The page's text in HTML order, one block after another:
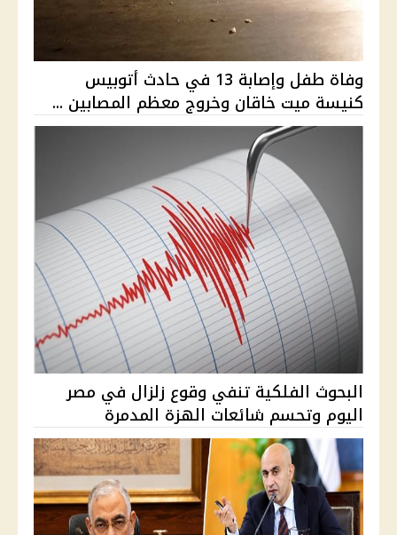
وفاة طفل وإصابة 13 في حادث أتوبيس
كنيسة ميت خاقان وخروج معظم المصابين ...
البحوث الفلكية تنفي وقوع زلزال في مصر
اليوم وتحسم شائعات الهزة المدمرة